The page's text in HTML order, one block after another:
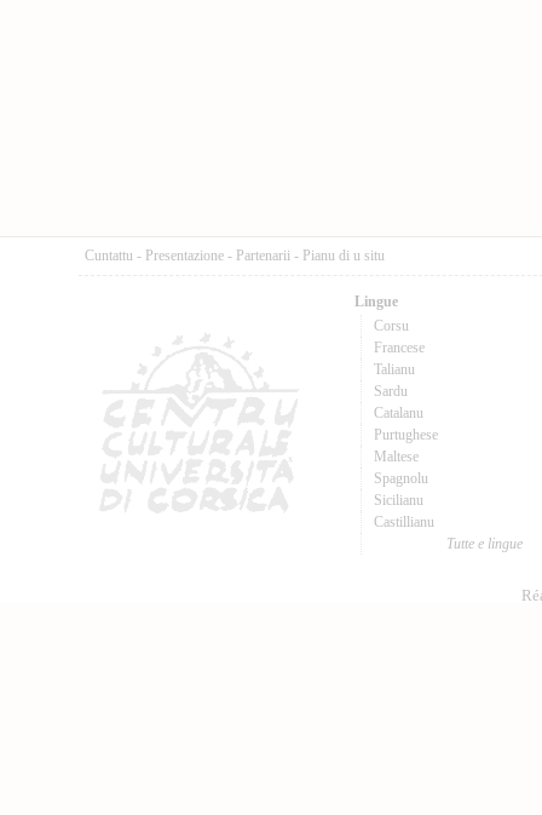
Cuntattu - Presentazione - Partenarii - Pianu di u situ
Lingue
Corsu
Francese
Talianu
Sardu
Catalanu
Purtughese
Maltese
Spagnolu
Sicilianu
Castillianu
Tutte e lingue